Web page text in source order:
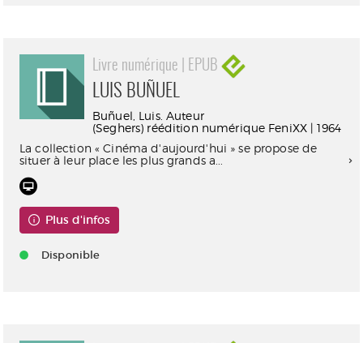
Livre numérique | EPUB
LUIS BUÑUEL
Buñuel, Luis. Auteur
(Seghers) réédition numérique FeniXX | 1964
La collection « Cinéma d'aujourd'hui » se propose de
situer à leur place les plus grands a...
Plus d'infos
Disponible